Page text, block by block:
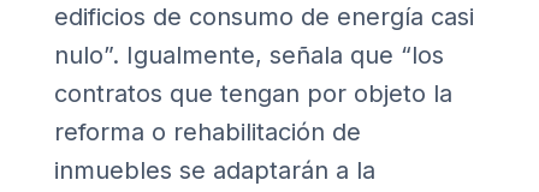
edificios de consumo de energía casi
nulo”. Igualmente, señala que “los
contratos que tengan por objeto la
reforma o rehabilitación de
inmuebles se adaptarán a la